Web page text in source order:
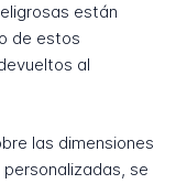
están
de estos
al
las dimensiones
se